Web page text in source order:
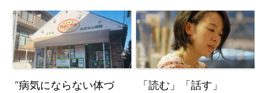
”病気にならない体づ
「読む」「話す」